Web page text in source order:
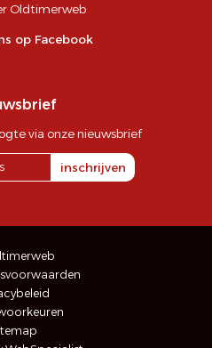
Oldtimerweb
op Facebook
via onze nieuwsbrief
inschrijven